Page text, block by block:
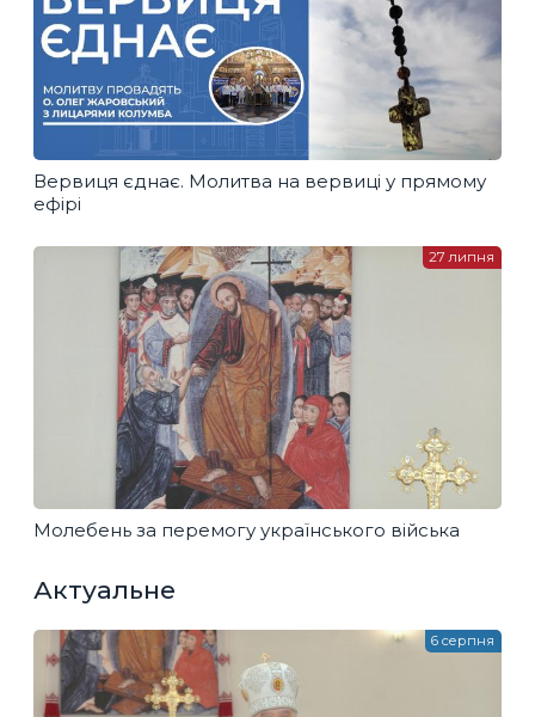
Вервиця єднає. Молитва на вервиці у прямому
ефірі
Молебень за перемогу українського війська
27 липня
Актуальне
6 серпня